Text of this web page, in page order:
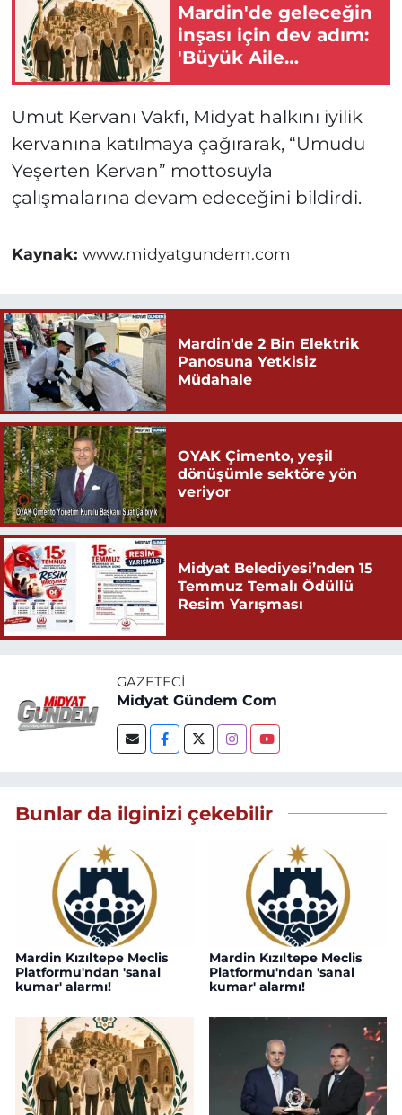
Mardin'de geleceğin
inşası için dev adım:
'Büyük Aile
Platformu' kuruldu
Umut Kervanı Vakfı, Midyat halkını iyilik
kervanına katılmaya çağırarak, “Umudu
Yeşerten Kervan” mottosuyla
çalışmalarına devam edeceğini bildirdi.
Kaynak: www.midyatgundem.com
Mardin'de 2 Bin Elektrik
Panosuna Yetkisiz
Müdahale
OYAK Çimento, yeşil
dönüşümle sektöre yön
veriyor
Midyat Belediyesi’nden 15
Temmuz Temalı Ödüllü
Resim Yarışması
GAZETECI
Midyat Gündem Com
Bunlar da ilginizi çekebilir
Mardin Kızıltepe Meclis
Platformu'ndan 'sanal
kumar' alarmı!
Mardin Kızıltepe Meclis
Platformu'ndan 'sanal
kumar' alarmı!